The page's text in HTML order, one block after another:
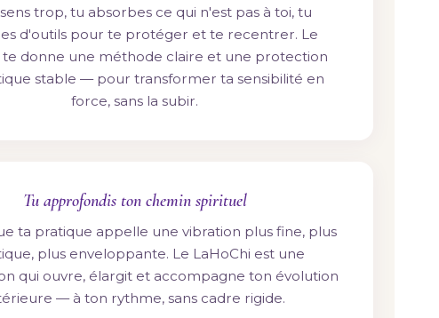
trop, tu absorbes ce qui n'est pas à toi, tu
d'outils pour te protéger et te recentrer. Le
te donne une méthode claire et une protection
stable — pour transformer ta sensibilité en
force, sans la subir.
Tu approfondis ton chemin spirituel
ta pratique appelle une vibration plus fine, plus
plus enveloppante. Le LaHoChi est une
qui ouvre, élargit et accompagne ton évolution
— à ton rythme, sans cadre rigide.